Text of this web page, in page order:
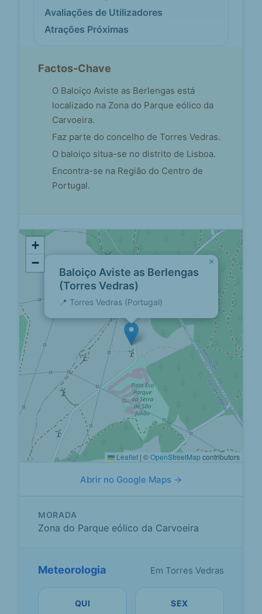
Avaliações de Utilizadores
Atrações Próximas
Factos-Chave
O Baloiço Aviste as Berlengas está
localizado na Zona do Parque eólico da
Carvoeira.
Faz parte do concelho de Torres Vedras.
O baloiço situa-se no distrito de Lisboa.
Encontra-se na Região do Centro de
Portugal.
Baloiço Aviste as Berlengas
(Torres Vedras)
📍 Torres Vedras (Portugal)
×
+
−
Leaflet | ©OpenStreetMapcontributors
Abrir no Google Maps →
MORADA
Zona do Parque eólico da Carvoeira
Meteorologia Em Torres Vedras
QUI SEX